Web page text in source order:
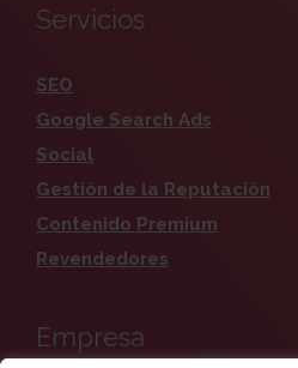
Servicios
SEO
Google Search Ads
Social
Gestión de la Reputación
Contenido Premium
Revendedores
Empresa